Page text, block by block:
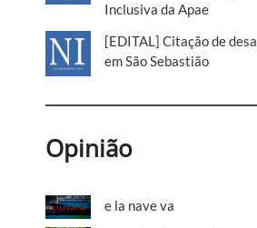
Inclusiva da Apae
[EDITAL] Citação de
em São Sebastião
Opinião
e la nave va